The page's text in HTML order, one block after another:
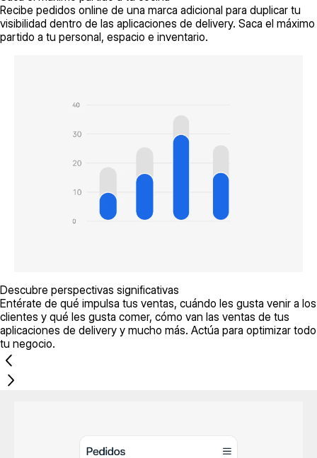
Recibe pedidos online de una marca adicional para duplicar tu
visibilidad dentro de las aplicaciones de delivery. Saca el máximo
partido a tu personal, espacio e inventario.
Descubre perspectivas significativas
Entérate de qué impulsa tus ventas, cuándo les gusta venir a los
clientes y qué les gusta comer, cómo van las ventas de tus
aplicaciones de delivery y mucho más. Actúa para optimizar todo
tu negocio.